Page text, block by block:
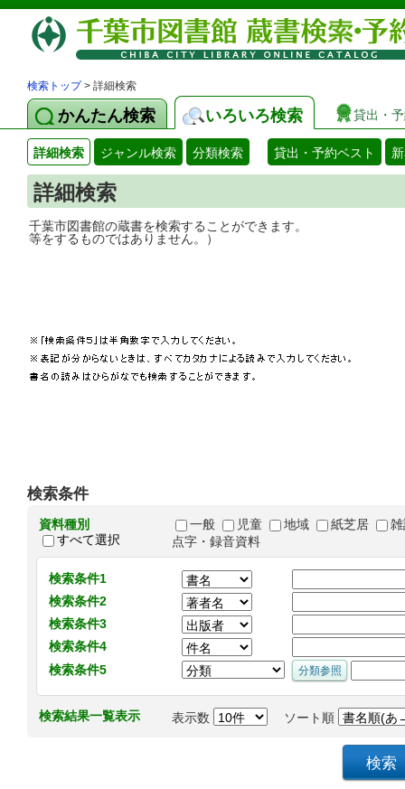
検索トップ> 詳細検索
かんたん検索 いろいろ検索 貸出・
詳細検索 ジャンル検索 分類検索 貸出・予約ベスト
詳細検索
千葉市図書館の蔵書を検索することがで
等をするものではありません。）
検索条件
資料種別
すべて選択
一般 児童 地域 紙芝居
点字・録音資料
検索条件1
検索条件2
検索条件3
検索条件4
検索条件5
検索結果一覧表示 表示数 ソート順